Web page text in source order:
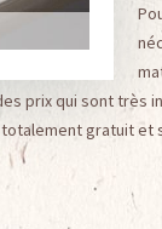
prix qui sont très
gratuit et